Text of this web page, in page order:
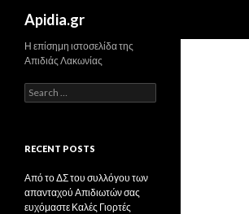
Apidia.gr
Η επίσημη ιστοσελίδα της
Απιδιάς Λακωνίας
Search
for:
RECENT POSTS
Από το ΔΣ του συλλόγου των
απανταχού Απιδιωτών σας
ευχόμαστε Καλές Γιορτές